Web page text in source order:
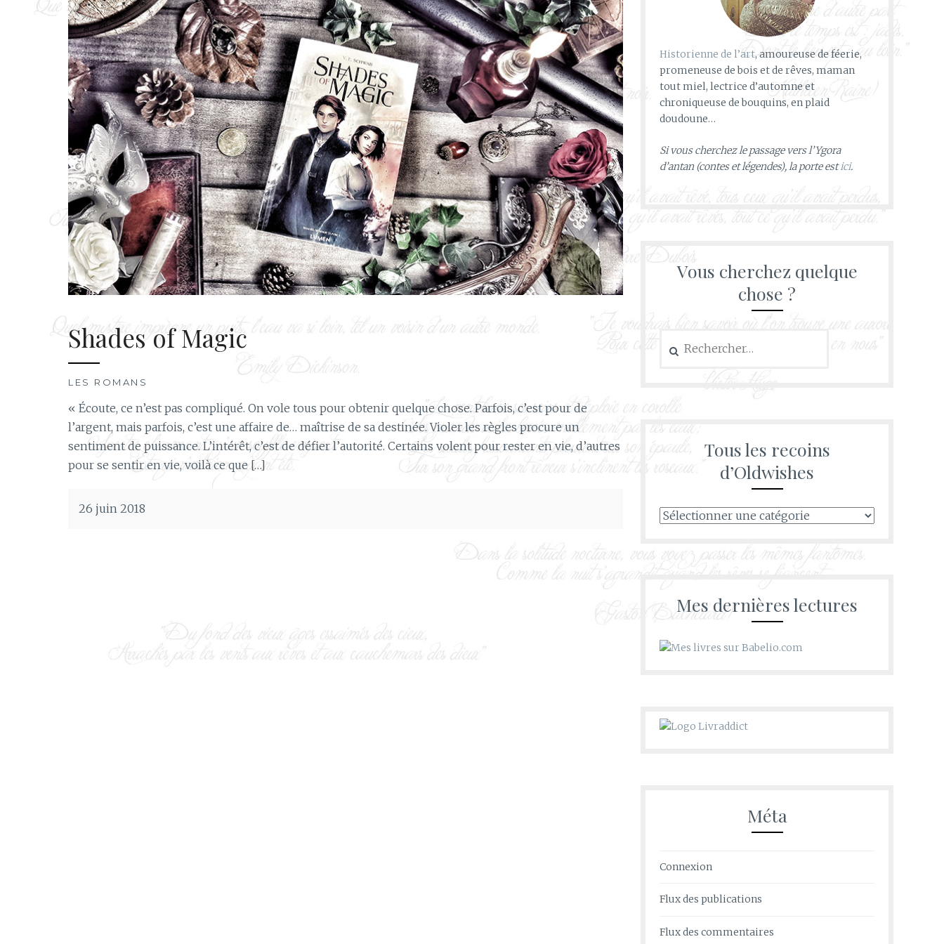
Shades of Magic
LES ROMANS
« Écoute, ce n’est pas compliqué. On vole tous pour obtenir quelque chose. Parfois, c’est pour de
l’argent, mais parfois, c’est une affaire de… maîtrise de sa destinée. Violer les règles procure un
sentiment de puissance. L’intérêt, c’est de défier l’autorité. Certains volent pour rester en vie, d’autres
pour se sentir en vie, voilà ce que […]
26 juin 2018
Historienne de l’art, amoureuse de féerie,
promeneuse de bois et de rêves, maman
tout miel, lectrice d’automne et
chroniqueuse de bouquins, en plaid
doudoune…
Si vous cherchez le passage vers l’Ygora
d’antan (contes et légendes), la porte estici.
Vous cherchez quelque
chose ?
Tous les recoins
d’Oldwishes
Tous
d’Oldwishes
Mes dernières lectures
Méta
Connexion
Flux des publications
Flux des commentaires